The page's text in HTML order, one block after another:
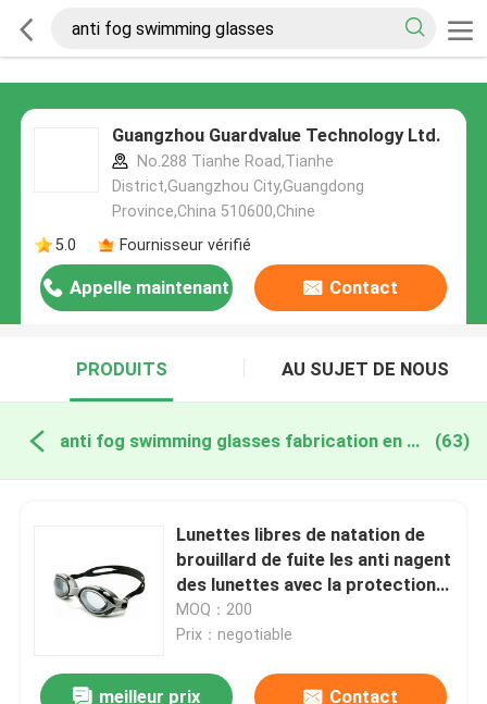
Guangzhou Guardvalue Technology Ltd.
No.288 Tianhe Road,Tianhe
District,Guangzhou City,Guangdong
Province,China 510600,Chine
5.0
Fournisseur vérifié
Appelle maintenant Contact
PRODUITS AU SUJET DE NOUS
anti fog swimming glasses fabrication en ligne (63)
Lunettes libres de natation de
brouillard de fuite les anti nagent
des lunettes avec la protection
UV pour des femmes des
hommes
MOQ：200
Prix：negotiable
meilleur prix Contact